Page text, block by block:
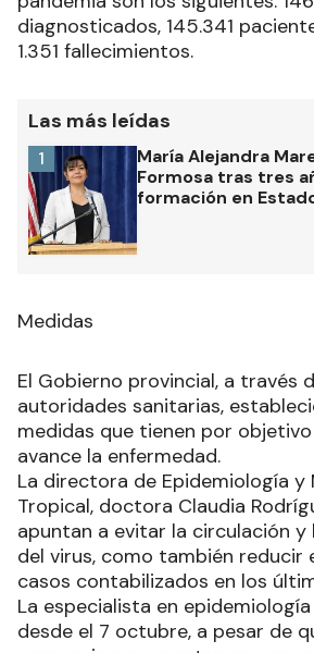
diagnosticados, 145.341
1.351 fallecimientos.
Las más leídas
María Alejandra
Formosa tras tres
formación en
1
Medidas
El Gobierno provincial, a través
autoridades sanitarias,
medidas que tienen por
avance la enfermedad.
La directora de Epidemiología y
Tropical, doctora Claudia
apuntan a evitar la circulación y
del virus, como también reducir
casos contabilizados en los
La especialista en
desde el 7 octubre, a pesar de